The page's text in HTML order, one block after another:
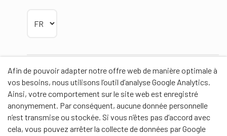
Afin de pouvoir adapter notre offre web de manière optimale à
vos besoins, nous utilisons l’outil d’analyse Google Analytics.
Ainsi, votre comportement sur le site web est enregistré
anonymement. Par conséquent, aucune donnée personnelle
n’est transmise ou stockée. Si vous n’êtes pas d’accord avec
cela, vous pouvez arrêter la collecte de données par Google
Partenaires